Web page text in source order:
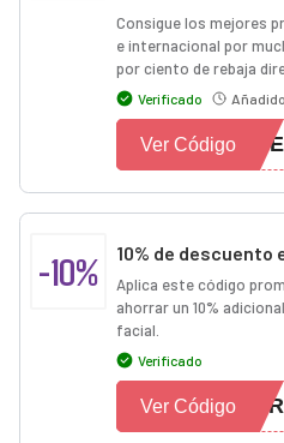
Consigue los mejores
e internacional por
por ciento de rebaja
Verificado
Ver Código
-10% 10% de descuento
Aplica este código
ahorrar un 10%
facial.
Verificado
Ver Código